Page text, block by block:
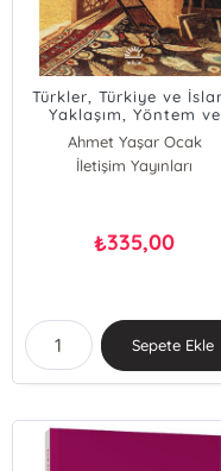
Türkler, Türkiye ve
Yaklaşım, Yöntem ve
Yorum Denemeleri
Ahmet Yaşar Ocak
İletişim Yayınları
₺335,00
Sepete Ekle